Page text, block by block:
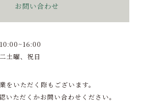
お問い合わせ
土曜、祝日
をいただく際もございます。
いただくかお問い合わせください。